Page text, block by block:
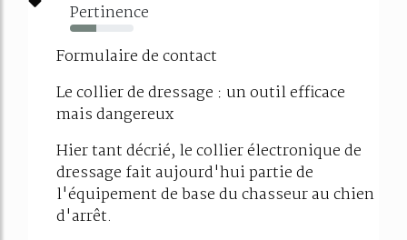
Pertinence
41%
Formulaire de contact
Le collier de dressage : un outil efficace
mais dangereux
Hier tant décrié, le collier électronique de
dressage fait aujourd'hui partie de
l'équipement de base du chasseur au chien
d'arrêt.